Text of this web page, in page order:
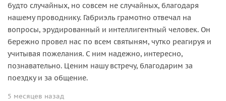
будто случайных, но совсем не случайных, благодаря
нашему проводнику. Габриэль грамотно отвечал на
вопросы, эрудированный и интеллигентный человек. Он
бережно провел нас по всем святыням, чутко реагируя и
учитывая пожелания. С ним надежно, интересно,
познавательно. Ценим нашу встречу, благодарим за
поездку и за общение.
5 месяцев назад